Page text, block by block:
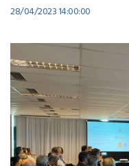
28/04/2023 14:00:00